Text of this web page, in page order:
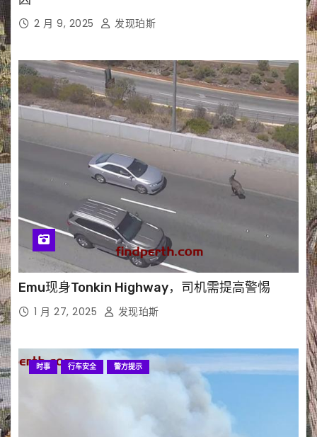
2 月 9, 2025 发现珀斯
Emu现身Tonkin Highway，司机需提高警惕
1 月 27, 2025 发现珀斯
时事 行车安全 警方提示